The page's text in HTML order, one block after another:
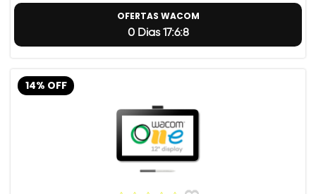
OFERTAS WACOM
0 Dias 17:6:7
14% OFF